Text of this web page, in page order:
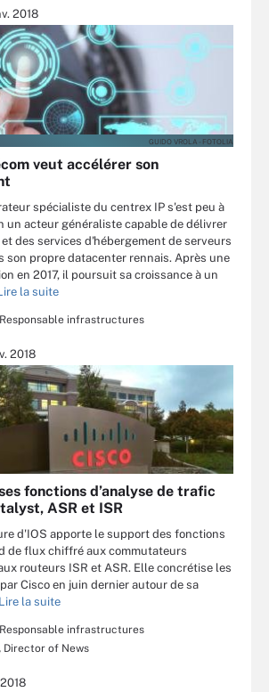
2018
GUIDO VROLA - FOTOLIA
veut accélérer son
spécialiste du centrex IP s'est peu à
un acteur généraliste capable de délivrer
des services d'hébergement de serveurs
son propre datacenter rennais. Après une
en 2017, il poursuit sa croissance à un
la suite
Responsable infrastructures
2018
fonctions d’analyse de trafic
ASR et ISR
d'IOS apporte le support des fonctions
de flux chiffré aux commutateurs
routeurs ISR et ASR. Elle concrétise les
Cisco en juin dernier autour de sa
Lire la suite
Responsable infrastructures
Director of News